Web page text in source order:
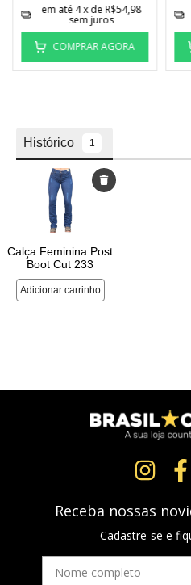
em até 4x de R$54,98
sem juros
COMPRAR AGORA
Receba nossas
Cadastre-se e